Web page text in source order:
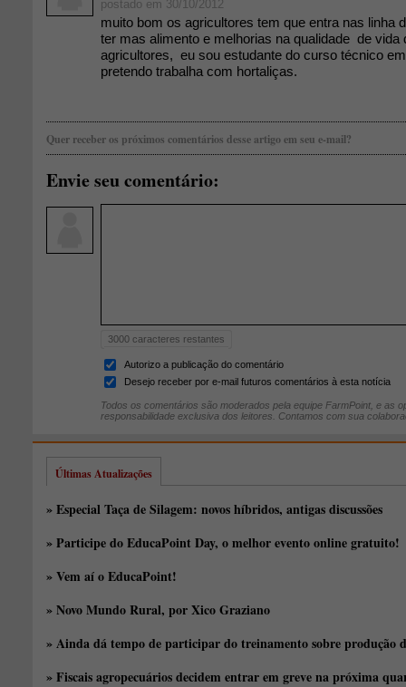
postado em 30/10/2012
muito bom os agricultores tem que entra nas linha
ter mas alimento e melhorias na qualidade de vida
agricultores, eu sou estudante do curso técnico
pretendo trabalha com hortaliças.
Quer receber os próximos comentários desse artigo em seu e-mail?
Envie seu comentário:
3000 caracteres restantes
Autorizo a publicação do comentário
Desejo receber por e-mail futuros comentários à esta notícia
Todos os comentários são moderados pela equipe FarmPoint, e as
responsabilidade exclusiva dos leitores. Contamos com sua
Últimas Atualizações
» Especial Taça de Silagem: novos híbridos, antigas discussões
» Participe do EducaPoint Day, o melhor evento online gratuito!
» Vem aí o EducaPoint!
» Novo Mundo Rural, por Xico Graziano
» Ainda dá tempo de participar do treinamento sobre produção
» Fiscais agropecuários decidem entrar em greve na próxima